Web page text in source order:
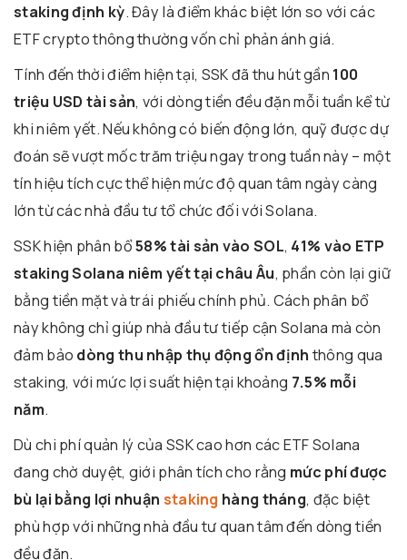
staking định kỳ. Đây là điểm khác biệt lớn so với các
ETF crypto thông thường vốn chỉ phản ánh giá.
Tính đến thời điểm hiện tại, SSK đã thu hút gần 100
triệu USD tài sản, với dòng tiền đều đặn mỗi tuần kể từ
khi niêm yết. Nếu không có biến động lớn, quỹ được dự
đoán sẽ vượt mốc trăm triệu ngay trong tuần này – một
tín hiệu tích cực thể hiện mức độ quan tâm ngày càng
lớn từ các nhà đầu tư tổ chức đối với Solana.
SSK hiện phân bổ58% tài sản vào SOL, 41% vào ETP
staking Solana niêm yết tại châu Âu, phần còn lại giữ
bằng tiền mặt và trái phiếu chính phủ. Cách phân bổ
này không chỉ giúp nhà đầu tư tiếp cận Solana mà còn
đảm bảo dòng thu nhập thụ động ổn địnhthông qua
staking, với mức lợi suất hiện tại khoảng 7.5% mỗi
năm.
Dù chi phí quản lý của SSK cao hơn các ETF Solana
đang chờ duyệt, giới phân tích cho rằng mức phí được
bù lại bằng lợi nhuận staking hàng tháng, đặc biệt
phù hợp với những nhà đầu tư quan tâm đến dòng tiền
đều đặn.